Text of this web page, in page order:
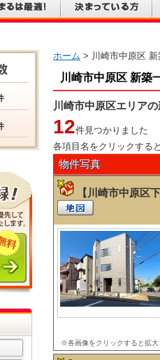
ホーム > 川崎市中原区 新
川崎市中原区 新築
川崎市中原区エリア
12件見つかりました
各項目名をクリックする
物件写真
【川崎市中原
※各画像をクリックすると拡大